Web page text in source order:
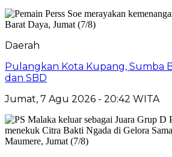
Daerah
Pulangkan Kota Kupang, Sumba
dan SBD
Jumat, 7 Agu 2026 - 20:42 WITA